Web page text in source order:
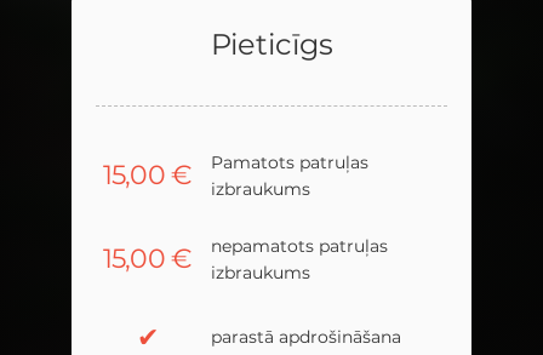
Pieticīgs
15,00€
Pamatots patruļas
izbraukums
15,00€
nepamatots patruļas
izbraukums
✔ parastā apdrošināšana
Pieticīgs
15,00€
Pamatots patruļas
izbraukums
15,00€
nepamatots patruļas
izbraukums
✔ parastā apdrošināšana